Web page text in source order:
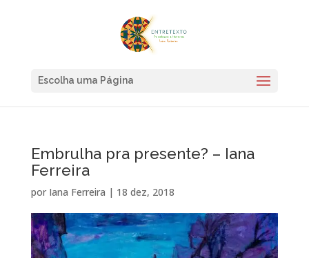
Escolha uma Página
Embrulha pra presente? – Iana
Ferreira
por Iana Ferreira | 18 dez, 2018